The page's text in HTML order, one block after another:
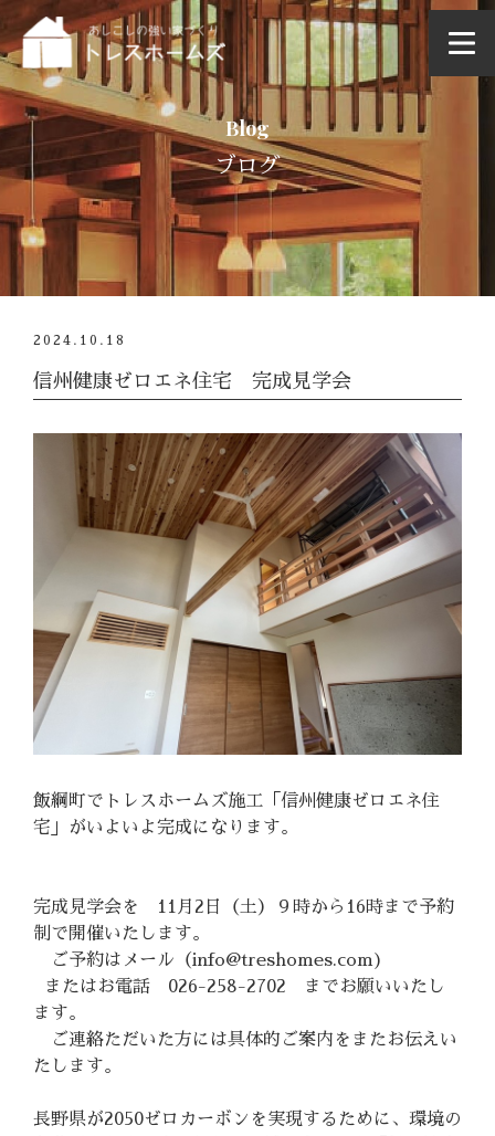
Blog
ブログ
2024.10.18
信州健康ゼロエネ住宅 完成見学会
飯綱町でトレスホームズ施工「信州健康ゼロエネ住
宅」がいよいよ完成になります。
完成見学会を 11月2日（土）９時から16時まで予約
制で開催いたします。
ご予約はメール（info@treshomes.com)
またはお電話 026-258-2702 までお願いいたし
ます。
ご連絡ただいた方には具体的ご案内をまたお伝えい
たします。
長野県が2050ゼロカーボンを実現するために、環境の